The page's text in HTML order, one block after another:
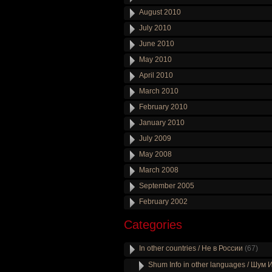
August 2010
July 2010
June 2010
May 2010
April 2010
March 2010
February 2010
January 2010
July 2009
May 2008
March 2008
September 2005
February 2002
Categories
In other countries / Не в России (67)
Shum Info in other languages / Шум